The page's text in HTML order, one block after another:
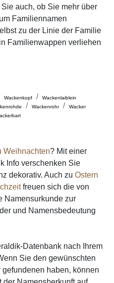
auch, ob Sie mehr über
Familiennamen
zu der Linie der Familie
Familienwappen verliehen
Wackenkopf Wackenlaiblein
Wackenrohr
Wacker
Weihnachten? Mit einer
Info verschenken Sie
dekorativ. Auch zu Ostern
freuen sich die von
Namensurkunde zur
und Namensbedeutung
Datenbank nach Ihrem
Sie den gewünschten
gefundenen haben, können